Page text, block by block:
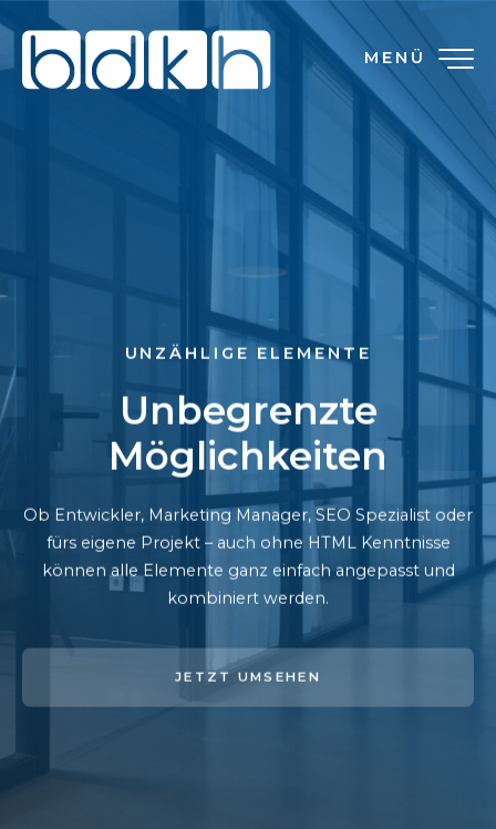
MENÜ
UNZÄHLIGE ELEMENTE
Unbegrenzte
Möglichkeiten
Ob Entwickler, Marketing Manager, SEO Spezialist oder
fürs eigene Projekt – auch ohne HTML Kenntnisse
können alle Elemente ganz einfach angepasst und
kombiniert werden.
JETZT UMSEHEN